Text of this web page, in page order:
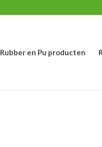
Rubber en Pu producten